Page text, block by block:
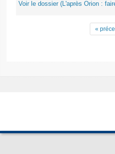
Voir le dossier (L'après Orion :
«